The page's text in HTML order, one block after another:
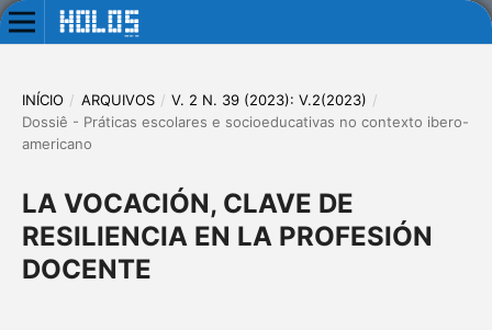
INÍCIO / ARQUIVOS / V. 2 N. 39 (2023): V.2(2023) /
Dossiê - Práticas escolares e socioeducativas no contexto ibero-
americano
LA VOCACIÓN, CLAVE DE
RESILIENCIA EN LA PROFESIÓN
DOCENTE